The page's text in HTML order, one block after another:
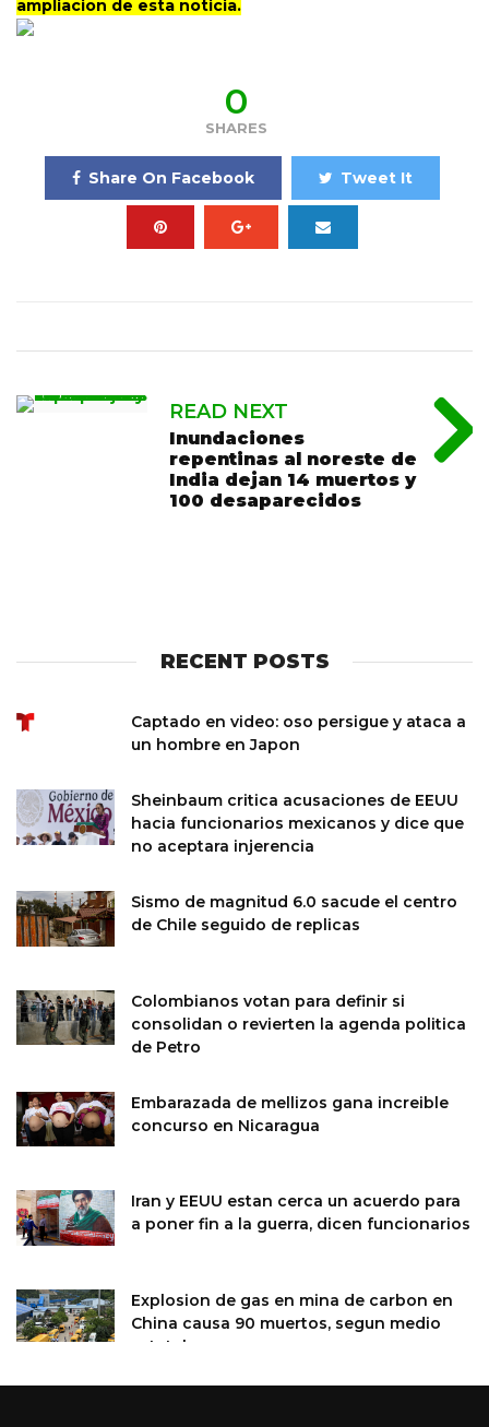
ampliacion de esta noticia.
0
SHARES
Share On Facebook Tweet It
READ NEXT
Inundaciones
repentinas al noreste de
India dejan 14 muertos y
100 desaparecidos
RECENT POSTS
Captado en video: oso persigue y ataca a
un hombre en Japon
Sheinbaum critica acusaciones de EEUU
hacia funcionarios mexicanos y dice que
no aceptara injerencia
Sismo de magnitud 6.0 sacude el centro
de Chile seguido de replicas
Colombianos votan para definir si
consolidan o revierten la agenda politica
de Petro
Embarazada de mellizos gana increible
concurso en Nicaragua
Iran y EEUU estan cerca un acuerdo para
a poner fin a la guerra, dicen funcionarios
Explosion de gas en mina de carbon en
China causa 90 muertos, segun medio
estatal